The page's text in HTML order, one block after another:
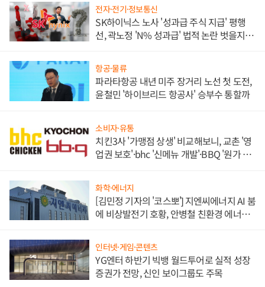
전자·전기·정보통신
SK하이닉스 노사 '성과급 주식 지급' 평행
선, 곽노정 'N% 성과급' 법적 논란 벗을지 주
항공·물류
파라타항공 내년 미주 장거리 노선 첫 도전,
윤철민 '하이브리드 항공사' 승부수 통할까
소비자·유통
치킨3사 '가맹점 상생' 비교해보니, 교촌 '영
업권 보호'·bhc '신메뉴 개발'·BBQ '원가 부
화학·에너지
[김민정 기자의 '코스뽀'] 지엔씨에너지 AI 붐
에 비상발전기 호황, 안병철 친환경 에너지
인터넷·게임·콘텐츠
YG엔터 하반기 빅뱅 월드투어로 실적 성장
증권가 전망, 신인 보이그룹도 주목